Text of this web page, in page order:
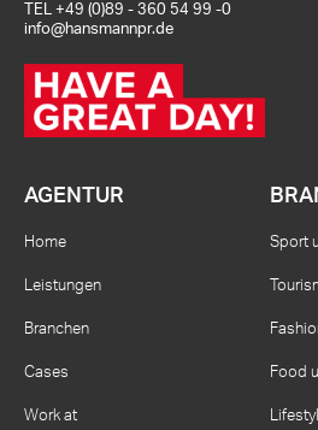
TEL +49 (0)89 - 360 54 99 -0
info@hansmannpr.de
AGENTUR
Home
Leistungen
Branchen
Cases
Work at
Sport
Food